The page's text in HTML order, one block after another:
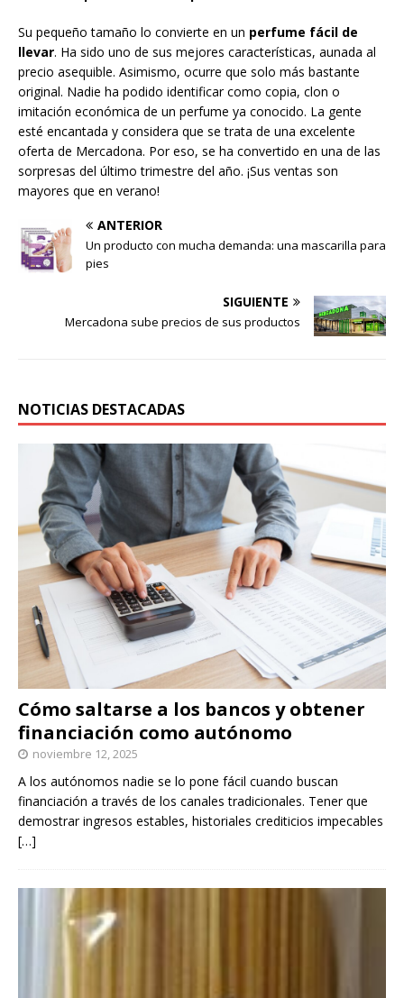
Su pequeño tamaño lo convierte en un perfume fácil de
llevar. Ha sido uno de sus mejores características, aunada al
precio asequible. Asimismo, ocurre que solo más bastante
original. Nadie ha podido identificar como copia, clon o
imitación económica de un perfume ya conocido. La gente
esté encantada y considera que se trata de una excelente
oferta de Mercadona. Por eso, se ha convertido en una de las
sorpresas del último trimestre del año. ¡Sus ventas son
mayores que en verano!
ANTERIOR
Un producto con mucha demanda: una mascarilla para
pies
SIGUIENTE
Mercadona sube precios de sus productos
NOTICIAS DESTACADAS
Cómo saltarse a los bancos y obtener
financiación como autónomo
noviembre 12, 2025
A los autónomos nadie se lo pone fácil cuando buscan
financiación a través de los canales tradicionales. Tener que
demostrar ingresos estables, historiales crediticios impecables
[…]